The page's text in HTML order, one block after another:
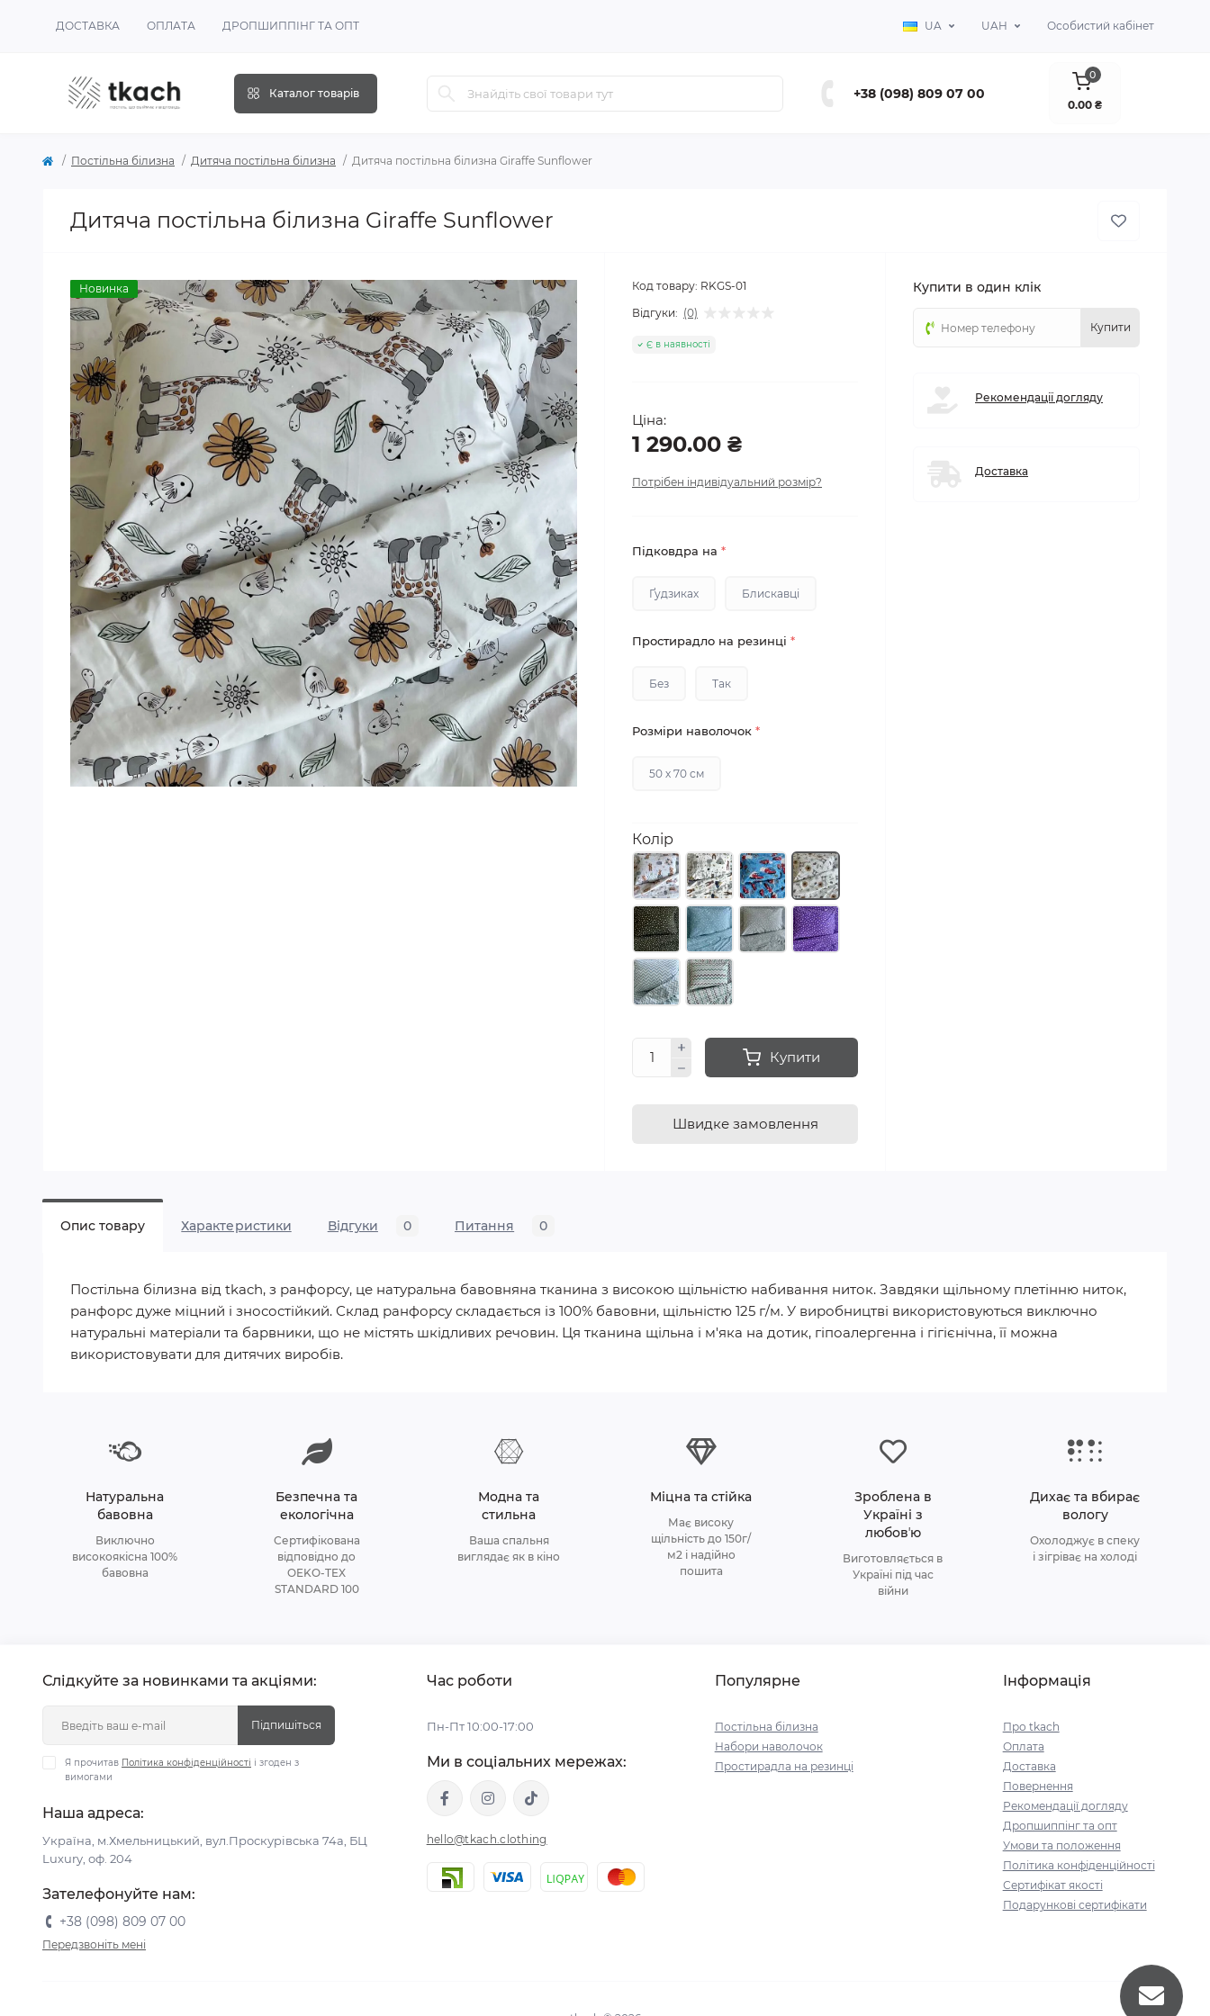
ДОСТАВКА ОПЛАТА ДРОПШИППІНГ ТА ОПТ UA UAH Особистий кабінет
Каталог товарів +38 (098) 809 07 00
0
0.00 ₴
Постільна білизна Дитяча постільна білизна Дитяча постільна білизна Giraffe Sunflower
Дитяча постільна білизна Giraffe Sunflower
Новинка Код товару: RKGS-01
Відгуки: (0)
Є в наявності
Ціна:
1 290.00 ₴
Потрібен індивідуальний розмір?
Підковдра на *
Ґудзиках Блискавці
Простирадло на резинці *
Без Так
Розміри наволочок *
50 х 70 см
Колір
Купити
Швидке замовлення
Купити в один клік
Купити
Рекомендації догляду
Доставка
Опис товару Характеристики Відгуки 0 Питання 0
Постільна білизна від tkach, з ранфорсу, це натуральна бавовняна тканина з високою щільністю набивання ниток. Завдяки щільному плетінню ниток,
ранфорс дуже міцний і зносостійкий. Склад ранфорсу складається із 100% бавовни, щільністю 125 г/м. У виробництві використовуються виключно
натуральні матеріали та барвники, що не містять шкідливих речовин. Ця тканина щільна і м'яка на дотик, гіпоалергенна і гігієнічна, її можна
використовувати для дитячих виробів.
Натуральна
бавовна
Виключно
високоякісна 100%
бавовна
Безпечна та
екологічна
Сертифікована
відповідно до
OEKO-TEX
STANDARD 100
Модна та
стильна
Ваша спальня
виглядає як в кіно
Міцна та стійка
Має високу
щільність до 150г/
м2 і надійно
пошита
Зроблена в
Україні з
любовʼю
Виготовляється в
Україні під час
війни
Дихає та вбирає
вологу
Охолоджує в спеку
і зігріває на холоді
Слідкуйте за новинками та акціями:
Підпишіться
Я прочитав Політика конфіденційності і згоден з
вимогами
Наша адреса:
Україна, м.Хмельницький, вул.Проскурівська 74а, БЦ
Luxury, оф. 204
Зателефонуйте нам:
+38 (098) 809 07 00
Передзвоніть мені
Час роботи
Пн-Пт 10:00-17:00
Ми в соціальних мережах:
hello@tkach.clothing
Популярне
Постільна білизна
Набори наволочок
Простирадла на резинці
Інформація
Про tkach
Оплата
Доставка
Повернення
Рекомендації догляду
Дропшиппінг та опт
Умови та положення
Політика конфіденційності
Сертифікат якості
Подарункові сертифікати